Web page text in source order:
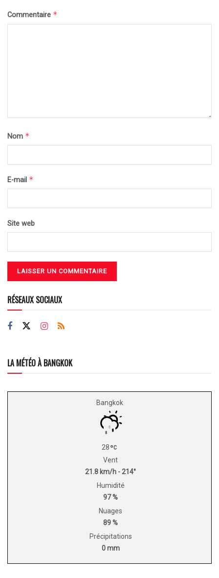
Commentaire *
Nom *
E-mail *
Site web
RÉSEAUX SOCIAUX
LA MÉTÉO À BANGKOK
Bangkok
28
Vent
21.8 km/h - 214°
Humidité
97 %
Nuages
89 %
Précipitations
0 mm